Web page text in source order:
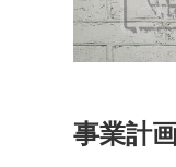
事業計